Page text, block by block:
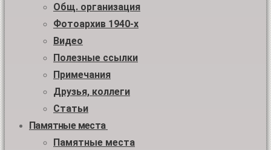
Общ. организация
Фотоархив 1940-х
Видео
Полезные ссылки
Примечания
Друзья, коллеги
Статьи
Памятные места
Памятные места